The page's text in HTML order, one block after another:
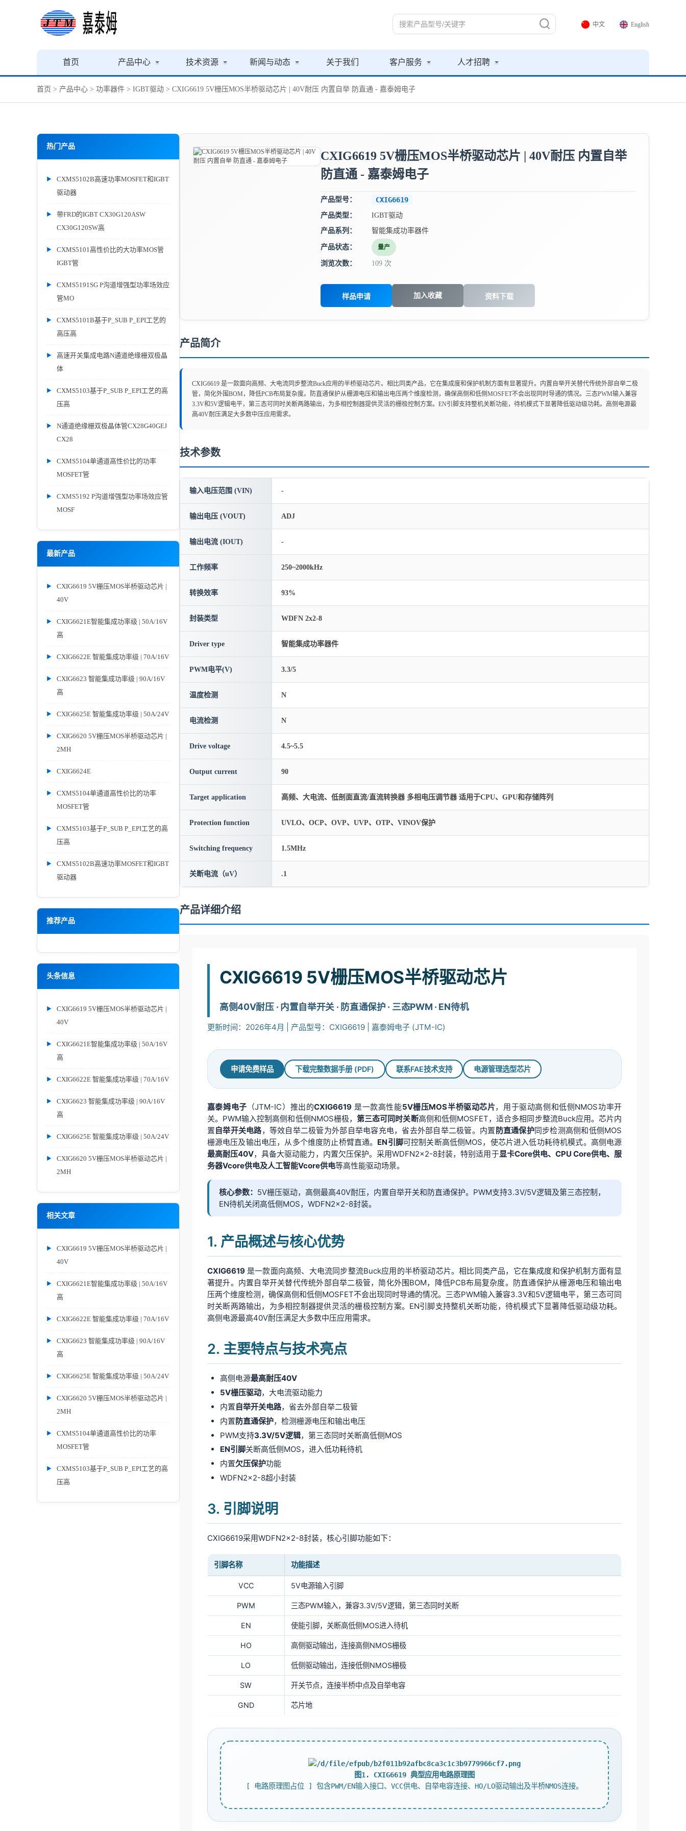
中文 English
首页 产品中心 技术资源 新闻与动态 关于我们 客户服务 人才招聘
首页 > 产品中心 > 功率器件 > IGBT驱动 > CXIG6619 5V栅压MOS半桥驱动芯片 | 40V耐压 内置自举 防直通 - 嘉泰姆电子
热门产品
CXMS5102B高速功率MOSFET和IGBT
驱动器
带FRD的IGBT CX30G120ASW
CX30G120SW高
CXMS5101高性价比的大功率MOS管
IGBT管
CXMS5191SG P沟道增强型功率场效应
管MO
CXMS5101B基于P_SUB P_EPI工艺的
高压高
高速开关集成电路N通道绝缘栅双极晶
体
CXMS5103基于P_SUB P_EPI工艺的高
压高
N通道绝缘栅双极晶体管CX28G40GEJ
CX28
CXMS5104单通道高性价比的功率
MOSFET管
CXMS5192 P沟道增强型功率场效应管
MOSF
最新产品
CXIG6619 5V栅压MOS半桥驱动芯片 |
40V
CXIG6621E智能集成功率级 | 50A/16V
高
CXIG6622E 智能集成功率级 | 70A/16V
CXIG6623 智能集成功率级 | 90A/16V
高
CXIG6625E 智能集成功率级 | 50A/24V
CXIG6620 5V栅压MOS半桥驱动芯片 |
2MH
CXIG6624E
CXMS5104单通道高性价比的功率
MOSFET管
CXMS5103基于P_SUB P_EPI工艺的高
压高
CXMS5102B高速功率MOSFET和IGBT
驱动器
推荐产品
头条信息
CXIG6619 5V栅压MOS半桥驱动芯片 |
40V
CXIG6621E智能集成功率级 | 50A/16V
高
CXIG6622E 智能集成功率级 | 70A/16V
CXIG6623 智能集成功率级 | 90A/16V
高
CXIG6625E 智能集成功率级 | 50A/24V
CXIG6620 5V栅压MOS半桥驱动芯片 |
2MH
相关文章
CXIG6619 5V栅压MOS半桥驱动芯片 |
40V
CXIG6621E智能集成功率级 | 50A/16V
高
CXIG6622E 智能集成功率级 | 70A/16V
CXIG6623 智能集成功率级 | 90A/16V
高
CXIG6625E 智能集成功率级 | 50A/24V
CXIG6620 5V栅压MOS半桥驱动芯片 |
2MH
CXMS5104单通道高性价比的功率
MOSFET管
CXMS5103基于P_SUB P_EPI工艺的高
压高
CXIG6619 5V栅压MOS半桥驱动芯片 | 40V耐压 内置自举
防直通 - 嘉泰姆电子
产品型号： CXIG6619
产品类型：
IGBT驱动
产品系列：
智能集成功率器件
产品状态： 量产
浏览次数： 109 次
样品申请 加入收藏 资料下载
产品简介
CXIG6619 是一款面向高频、大电流同步整流Buck应用的半桥驱动芯片。相比同类产品，它在集成度和保护机制方面有显著提升。内置自举开关替代传统外部自举二极
管，简化外围BOM，降低PCB布局复杂度。防直通保护从栅源电压和输出电压两个维度检测，确保高侧和低侧MOSFET不会出现同时导通的情况。三态PWM输入兼容
3.3V和5V逻辑电平，第三态可同时关断两路输出，为多相控制器提供灵活的栅极控制方案。EN引脚支持整机关断功能，待机模式下显著降低驱动级功耗。高侧电源最
高40V耐压满足大多数中压应用需求。
技术参数
输入电压范围 (VIN) -
输出电压 (VOUT) ADJ
输出电流 (IOUT) -
工作频率 250~2000kHz
转换效率 93%
封装类型 WDFN 2x2-8
Driver type 智能集成功率器件
PWM电平(V) 3.3/5
温度检测 N
电流检测 N
Drive voltage 4.5~5.5
Output current 90
Target application 高频、大电流、低剖面直流/直流转换器 多相电压调节器 适用于CPU、GPU和存储阵列
Protection function UVLO、OCP、OVP、UVP、OTP、VINOV保护
Switching frequency 1.5MHz
关断电流（uV） .1
产品详细介绍
CXIG6619 5V栅压MOS半桥驱动芯片
高侧40V耐压 · 内置自举开关 · 防直通保护 · 三态PWM · EN待机
更新时间：2026年4月 | 产品型号：CXIG6619 | 嘉泰姆电子 (JTM-IC)
申请免费样品 下载完整数据手册 (PDF) 联系FAE技术支持 电源管理选型芯片
嘉泰姆电子 （JTM-IC）推出的CXIG6619 是一款高性能5V栅压MOS半桥驱动芯片，用于驱动高侧和低侧NMOS功率开
关。PWM输入控制高侧和低侧NMOS栅极，第三态可同时关断高侧和低侧MOSFET，适合多相同步整流Buck应用。芯片内
置自举开关电路，等效自举二极管为外部自举电容充电，省去外部自举二极管。内置 防直通保护同步检测高侧和低侧MOS
栅源电压及输出电压，从多个维度防止桥臂直通。 EN引脚可控制关断高低侧MOS，使芯片进入低功耗待机模式。高侧电源
最高耐压40V，具备大驱动能力，内置欠压保护。采用WDFN2×2-8封装，特别适用于显卡Core供电、CPU Core供电、服
务器Vcore供电及人工智能Vcore供电等高性能驱动场景。
核心参数： 5V栅压驱动，高侧最高40V耐压，内置自举开关和防直通保护。PWM支持3.3V/5V逻辑及第三态控制，
EN待机关闭高低侧MOS，WDFN2×2-8封装。
1. 产品概述与核心优势
CXIG6619是一款面向高频、大电流同步整流Buck应用的半桥驱动芯片。相比同类产品，它在集成度和保护机制方面有显
著提升。内置自举开关替代传统外部自举二极管，简化外围BOM，降低PCB布局复杂度。防直通保护从栅源电压和输出电
压两个维度检测，确保高侧和低侧MOSFET不会出现同时导通的情况。三态PWM输入兼容3.3V和5V逻辑电平，第三态可同
时关断两路输出，为多相控制器提供灵活的栅极控制方案。EN引脚支持整机关断功能，待机模式下显著降低驱动级功耗。
高侧电源最高40V耐压满足大多数中压应用需求。
2. 主要特点与技术亮点
高侧电源最高耐压40V
5V栅压驱动，大电流驱动能力
内置自举开关电路，省去外部自举二极管
内置防直通保护，检测栅源电压和输出电压
PWM支持3.3V/5V逻辑，第三态同时关断高低侧MOS
EN引脚关断高低侧MOS，进入低功耗待机
内置欠压保护功能
WDFN2×2-8超小封装
3. 引脚说明
CXIG6619采用WDFN2×2-8封装，核心引脚功能如下：
引脚名称 功能描述
VCC 5V电源输入引脚
PWM 三态PWM输入，兼容3.3V/5V逻辑，第三态同时关断
EN 使能引脚，关断高低侧MOS进入待机
HO 高侧驱动输出，连接高侧NMOS栅极
LO 低侧驱动输出，连接低侧NMOS栅极
SW 开关节点，连接半桥中点及自举电容
GND 芯片地
图1. CXIG6619 典型应用电路原理图
[ 电路原理图占位 ] 包含PWM/EN输入接口、VCC供电、自举电容连接、HO/LO驱动输出及半桥NMOS连接。